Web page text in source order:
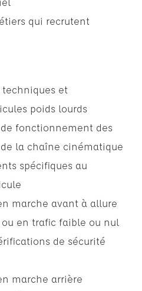
qui recrutent
et
poids lourds
fonctionnement des
la chaîne cinématique
spécifiques au
marche avant à allure
en trafic faible ou nul
de sécurité
marche arrière